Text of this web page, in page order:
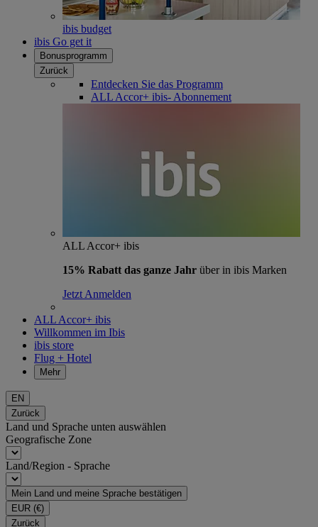
ibis budget
ibis Go get it
Bonusprogramm
Zurück
Entdecken Sie das Programm
ALL Accor+ ibis- Abonnement
ALL Accor+ ibis
15% Rabatt das ganze Jahr über in ibis Marken
Jetzt Anmelden
ALL Accor+ ibis
Willkommen im Ibis
ibis store
Flug + Hotel
Mehr
EN
Zurück
Land und Sprache unten auswählen
Geografische Zone
Land/Region - Sprache
Mein Land und meine Sprache bestätigen
EUR (€)
Zurück